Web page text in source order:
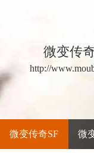
微变传
http://
微变传奇SF 微